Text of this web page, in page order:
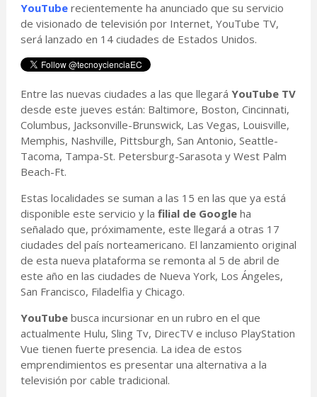
YouTuberecientemente ha anunciado que su servicio
de visionado de televisión por Internet, YouTube TV,
será lanzado en 14 ciudades de Estados Unidos.
Entre las nuevas ciudades a las que llegará YouTube TV
desde este jueves están: Baltimore, Boston, Cincinnati,
Columbus, Jacksonville-Brunswick, Las Vegas, Louisville,
Memphis, Nashville, Pittsburgh, San Antonio, Seattle-
Tacoma, Tampa-St. Petersburg-Sarasota y West Palm
Beach-Ft.
Estas localidades se suman a las 15 en las que ya está
disponible este servicio y la filial de Googleha
señalado que, próximamente, este llegará a otras 17
ciudades del país norteamericano. El lanzamiento original
de esta nueva plataforma se remonta al 5 de abril de
este año en las ciudades de Nueva York, Los Ángeles,
San Francisco, Filadelfia y Chicago.
YouTubebusca incursionar en un rubro en el que
actualmente Hulu, Sling Tv, DirecTV e incluso PlayStation
Vue tienen fuerte presencia. La idea de estos
emprendimientos es presentar una alternativa a la
televisión por cable tradicional.